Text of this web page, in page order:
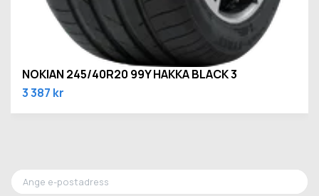
NOKIAN 245/40R20 99Y HAKKA BLACK 3
3 387 kr